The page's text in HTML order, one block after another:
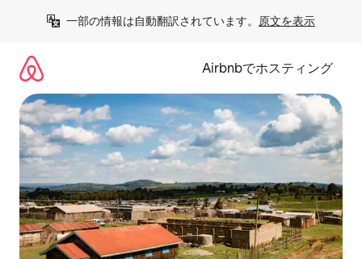
一部の情報は自動翻訳されています。 原文を表示
Airbnbでホスティング